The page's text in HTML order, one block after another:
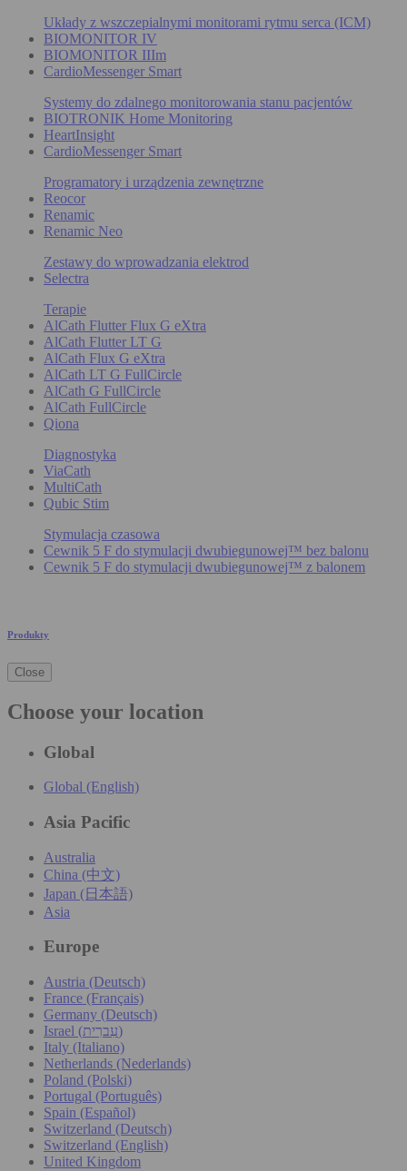
Układy z wszczepialnymi monitorami rytmu serca (ICM)
BIOMONITOR IV
BIOMONITOR IIIm
CardioMessenger Smart
Systemy do zdalnego monitorowania stanu pacjentów
BIOTRONIK Home Monitoring
HeartInsight
CardioMessenger Smart
Programatory i urządzenia zewnętrzne
Reocor
Renamic
Renamic Neo
Zestawy do wprowadzania elektrod
Selectra
Terapie
AlCath Flutter Flux G eXtra
AlCath Flutter LT G
AlCath Flux G eXtra
AlCath LT G FullCircle
AlCath G FullCircle
AlCath FullCircle
Qiona
Diagnostyka
ViaCath
MultiCath
Qubic Stim
Stymulacja czasowa
Cewnik 5 F do stymulacji dwubiegunowej™ bez balonu
Cewnik 5 F do stymulacji dwubiegunowej™ z balonem
Produkty
Close
Choose your location
Global
Global (English)
Asia Pacific
Australia
China (中文)
Japan (日本語)
Asia
Europe
Austria (Deutsch)
France (Français)
Germany (Deutsch)
Israel (עִברִית)
Italy (Italiano)
Netherlands (Nederlands)
Poland (Polski)
Portugal (Português)
Spain (Español)
Switzerland (Deutsch)
Switzerland (English)
United Kingdom